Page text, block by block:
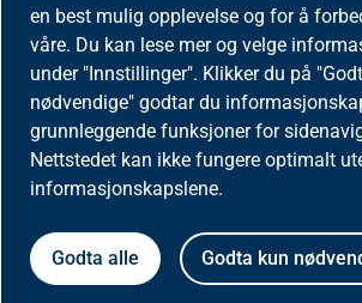
en best mulig opplevelse og for å
våre. Du kan lese mer og velge
under "Innstillinger". Klikker du på
nødvendige" godtar du
grunnleggende funksjoner for
Nettstedet kan ikke fungere optimalt
informasjonskapslene.
Godta alle Godta kun
About Helfo
Helfo
Postboks 2415
3104 Tønsberg
Aktuelt